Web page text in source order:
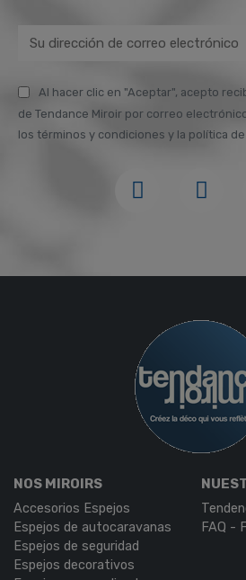
Al hacer clic en "Aceptar", acepto
de Tendance Miroir por correo
los términos y condiciones y la política de
NOS MIROIRS
Accesorios Espejos
Espejos de autocaravanas
Espejos de seguridad
Espejos decorativos
FAQ -